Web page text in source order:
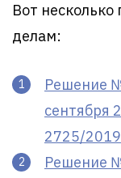
Вот
делам:
Решение
сентября
2725/2019
Решение